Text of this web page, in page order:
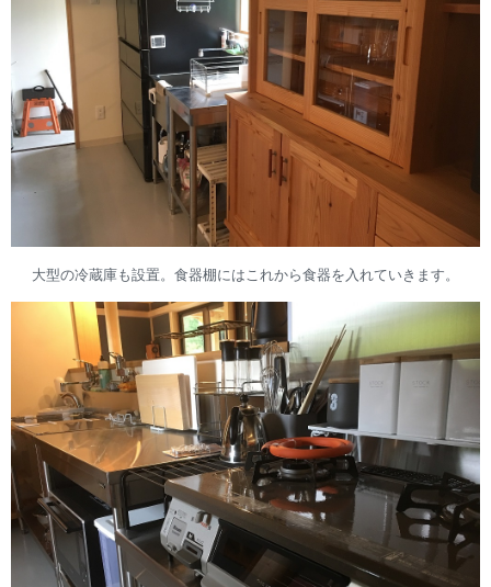
大型の冷蔵庫も設置。食器棚にはこれから食器を入れていきます。